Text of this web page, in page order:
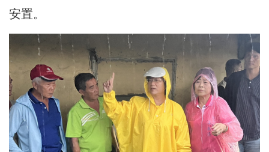
安置。